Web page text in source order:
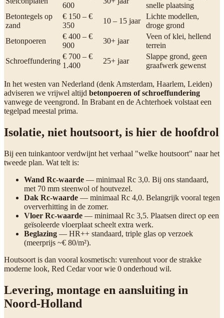
600
snelle plaatsing
Betontegels op
zand
€ 150 – €
350
10 – 15 jaar
Lichte modellen,
droge grond
Betonpoeren
€ 400 – €
900
30+ jaar
Veen of klei, hellend
terrein
Schroeffundering
€ 700 – €
1.400
25+ jaar
Slappe grond, geen
graafwerk gewenst
In het westen van Nederland (denk Amsterdam, Haarlem, Leiden)
adviseren we vrijwel altijd betonpoeren of schroeffundering
vanwege de veengrond. In Brabant en de Achterhoek volstaat een
tegelpad meestal prima.
Isolatie, niet houtsoort, is hier de hoofdrol
Bij een tuinkantoor verdwijnt het verhaal "welke houtsoort" naar het
tweede plan. Wat telt is:
Wand Rc-waarde — minimaal Rc 3,0. Bij ons standaard,
met 70 mm steenwol of houtvezel.
Dak Rc-waarde — minimaal Rc 4,0. Belangrijk vooral tegen
oververhitting in de zomer.
Vloer Rc-waarde — minimaal Rc 3,5. Plaatsen direct op een
geïsoleerde vloerplaat scheelt extra werk.
Beglazing — HR++ standaard, triple glas op verzoek
(meerprijs ~€ 80/m²).
Houtsoort is dan vooral kosmetisch: vurenhout voor de strakke
moderne look, Red Cedar voor wie 0 onderhoud wil.
Levering, montage en aansluiting in
Noord-Holland